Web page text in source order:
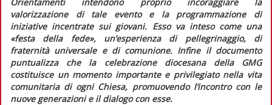
valorizzazione di tale evento e la programmazione di
iniziative incentrate sui giovani. Esso va inteso come una
«festa della fede», un’esperienza di pellegrinaggio, di
fraternità universale e di comunione. Infine il documento
puntualizza che la celebrazione diocesana della GMG
costituisce un momento importante e privilegiato nella vita
comunitaria di ogni Chiesa, promuovendo l’incontro con le
nuove generazioni e il dialogo con esse.